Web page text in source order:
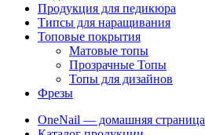
Продукция для педикюра
Типсы для наращивания
Топовые покрытия
Матовые топы
Прозрачные Топы
Топы для дизайнов
Фрезы
OneNail — домашняя страница